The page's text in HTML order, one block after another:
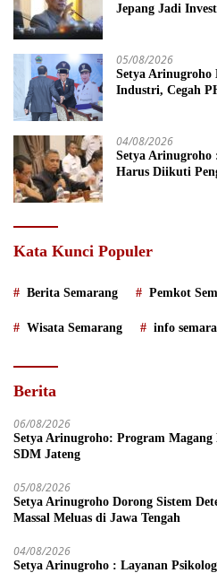
Jepang Jadi
05/08/2026
Setya Arinugroho
Industri, Cegah
04/08/2026
Setya Arinugroho
Harus Diikuti
Kata Kunci Populer
Berita Semarang Pemkot
Wisata Semarang info
Berita
06/08/2026
Setya Arinugroho: Program Magang
SDM Jateng
05/08/2026
Setya Arinugroho Dorong Sistem
Massal Meluas di Jawa Tengah
04/08/2026
Setya Arinugroho : Layanan